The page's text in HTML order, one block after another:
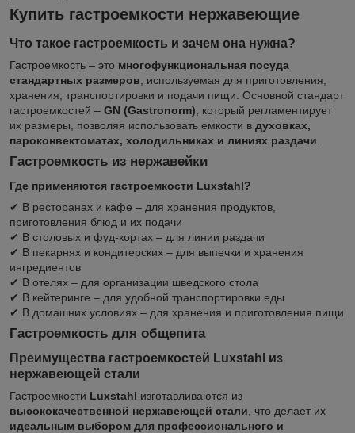
Купить гастроемкости нержавеющие
Что такое гастроемкость и зачем она нужна?
Гастроемкость – это многофункциональная посуда
стандартных размеров , используемая для приготовления,
хранения, транспортировки и подачи пищи. Основной стандарт
гастроемкостей – GN (Gastronorm) , который регламентирует
их размеры, позволяя использовать емкости в духовках,
пароконвектоматах, холодильниках и линиях раздачи
Гастроемкость из нержавейки
Где применяются гастроемкости Luxstahl?
✔ В ресторанах и кафе – для хранения продуктов,
приготовления блюд и их подачи
✔ В столовых и фуд-кортах – для линии раздачи
✔ В пекарнях и кондитерских – для выпечки и хранения
ингредиентов
✔ В отелях – для организации шведского стола
✔ В кейтеринге – для удобной транспортировки еды
✔ В домашних условиях – для хранения и приготовления пищи
Гастроемкость для общепита
Преимущества гастроемкостей Luxstahl из
нержавеющей стали
Гастроемкости Luxstahl изготавливаются из
высококачественной нержавеющей стали , что делает их
идеальным выбором для профессионального и